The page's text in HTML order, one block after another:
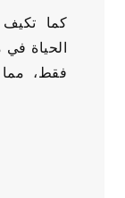
كما
الحياة
فقط،